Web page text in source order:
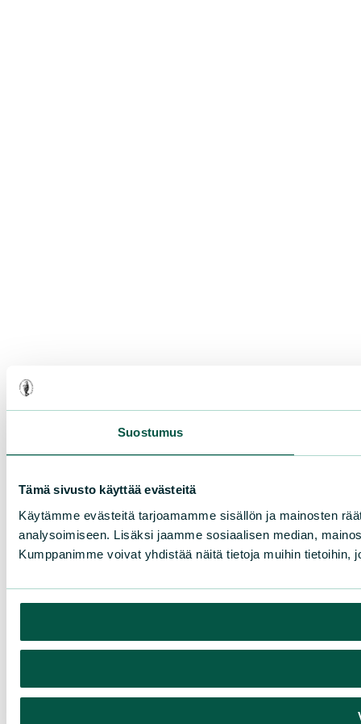
Suostumus
Tämä sivusto käyttää evästeitä
Käytämme evästeitä tarjoamamme sisällön ja mainosten
analysoimiseen. Lisäksi jaamme sosiaalisen median,
Kumppanimme voivat yhdistää näitä tietoja muihin tietoihin,